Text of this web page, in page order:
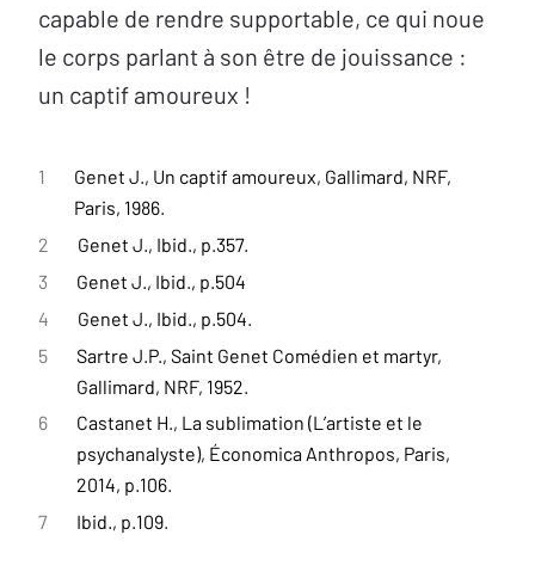
capable de rendre supportable, ce qui noue
le corps parlant à son être de jouissance :
un captif amoureux !
1
Genet J., Un captif amoureux, Gallimard, NRF,
Paris, 1986.
2
Genet J., Ibid., p.357.
3
Genet J., Ibid., p.504
4
Genet J., Ibid., p.504.
5
Sartre J.P., Saint Genet Comédien et martyr,
Gallimard, NRF, 1952.
6
Castanet H., La sublimation (L’artiste et le
psychanalyste), Économica Anthropos, Paris,
2014, p.106.
7
Ibid., p.109.